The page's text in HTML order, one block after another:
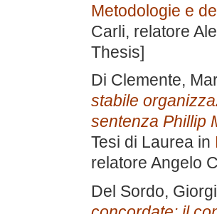
Metodologie e
Carli, relatore
Thesis]
Di Clemente,
stabile
sentenza Phillip
Tesi di Laurea in
relatore Angelo
Del Sordo,